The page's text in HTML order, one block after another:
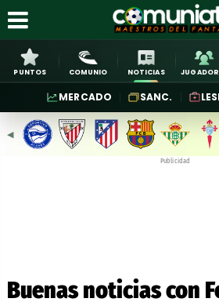
PUNTOS COMUNIO NOTICIAS
MERCADO SANC.
◀︎
Publicidad
Buenas noticias con